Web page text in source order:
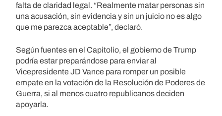
falta de claridad legal. “Realmente matar personas sin
una acusación, sin evidencia y sin un juicio no es algo
que me parezca aceptable”, declaró.
Según fuentes en el Capitolio, el gobierno de Trump
podría estar preparándose para enviar al
Vicepresidente JD Vance para romper un posible
empate en la votación de la Resolución de Poderes de
Guerra, si al menos cuatro republicanos deciden
apoyarla.